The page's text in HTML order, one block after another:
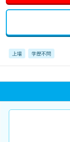
上場 学歴不問